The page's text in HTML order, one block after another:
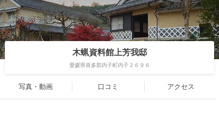
木蝋資料館上芳我邸
愛媛県喜多郡内子町内子２６９６
写真・動画 口コミ アクセス